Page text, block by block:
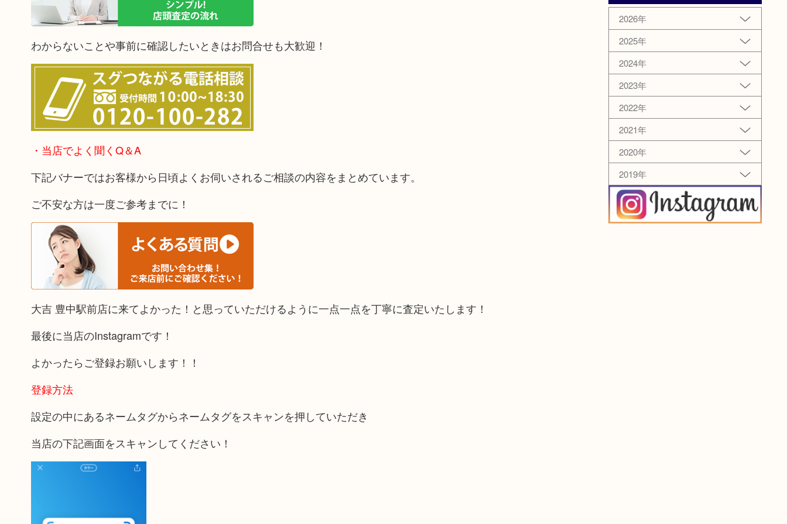
わからないことや事前に確認したいときはお問合せも大歓迎！
・当店でよく聞くQ＆A
下記バナーではお客様から日頃よくお伺いされるご相談の内容をまとめています。
ご不安な方は一度ご参考までに！
大吉 豊中駅前店に来てよかった！と思っていただけるように一点一点を丁寧に査定いたします！
最後に当店のInstagramです！
よかったらご登録お願いします！！
登録方法
設定の中にあるネームタグからネームタグをスキャンを押していただき
当店の下記画面をスキャンしてください！
2026年
2025年
2024年
2023年
2022年
2021年
2020年
2019年